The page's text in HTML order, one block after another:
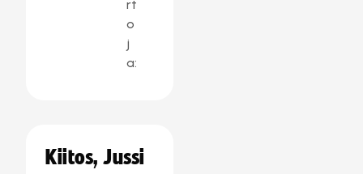
rt
o
j
a:
Kiitos, Jussi